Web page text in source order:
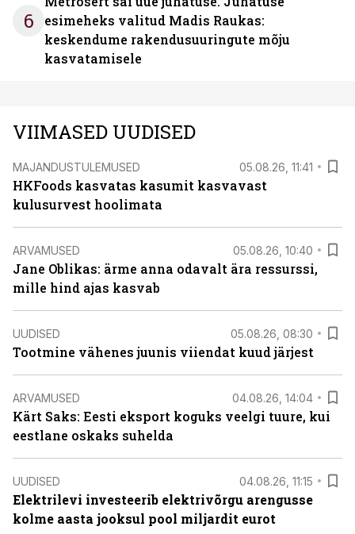
6
esimeheks valitud Madis Raukas:
keskendume rakendusuuringute mõju
kasvatamisele
VIIMASED UUDISED
MAJANDUSTULEMUSED 05.08.26, 11:41
HKFoods kasvatas kasumit kasvavast
kulusurvest hoolimata
ARVAMUSED 05.08.26, 10:40
Jane Oblikas: ärme anna odavalt ära ressurssi,
mille hind ajas kasvab
UUDISED 05.08.26, 08:30
Tootmine vähenes juunis viiendat kuud järjest
ARVAMUSED 04.08.26, 14:04
Kärt Saks: Eesti eksport koguks veelgi tuure, kui
eestlane oskaks suhelda
UUDISED 04.08.26, 11:15
Elektrilevi investeerib elektrivõrgu arengusse
kolme aasta jooksul pool miljardit eurot